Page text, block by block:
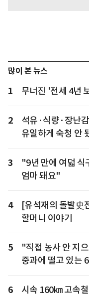
많이 본 뉴스
1 무너진 '전세 4년
2
석유·식량·장난
유일하게 숙청 안
3
"9년 만에 여덟 식
엄마 돼요"
4
[유석재의 돌발史
할머니 이야기
5
"직접 농사 안 지
중과에 떨고 있는
6
시속 160㎞ 고속